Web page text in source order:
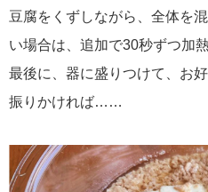
豆腐をくずしながら、全体を
い場合は、追加で30秒ずつ加熱
最後に、器に盛りつけて、お
振りかければ……